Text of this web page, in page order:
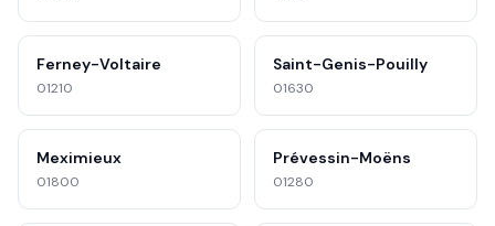
Ferney-Voltaire
01210
Saint-Genis-Pouilly
01630
Meximieux
01800
Prévessin-Moëns
01280